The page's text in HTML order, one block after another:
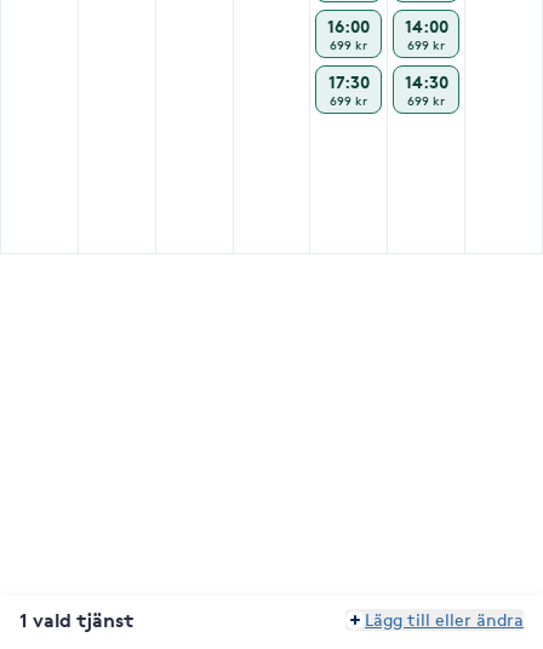
16:00
699 kr
17:30
699 kr
14:00
699 kr
14:30
699 kr
1 vald tjänst Lägg till eller ändra